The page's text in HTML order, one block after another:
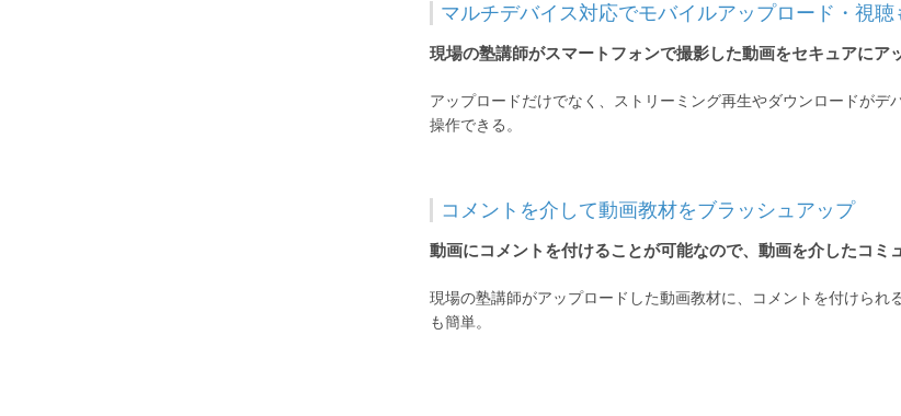
マルチデバイス対応でモバイルアップロード・視聴
現場の塾講師がスマートフォンで撮影した動画をセキュアにア
アップロードだけでなく、ストリーミング再生やダウンロードがデ
操作できる。
コメントを介して動画教材をブラッシュアップ
動画にコメントを付けることが可能なので、動画を介したコミ
現場の塾講師がアップロードした動画教材に、コメントを付けられ
も簡単。